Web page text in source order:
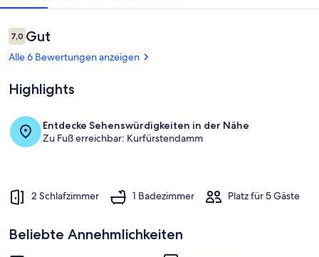
Wohnbereich
Bewertungen
7,07,0 von 10.
Gut
Alle 6 Bewertungen anzeigen
Highlights
Entdecke Sehenswürdigkeiten in der Nähe
Zu Fuß erreichbar: Kurfürstendamm
2 Schlafzimmer 1 Badezimmer Platz für 5 Gäste
Beliebte Annehmlichkeiten